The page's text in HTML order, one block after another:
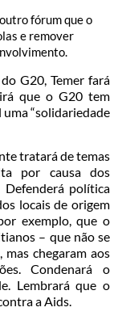
fórum que o
e remover
G20, Temer fará
que o G20 tem
“solidariedade
tratará de temas
por causa dos
Defenderá política
locais de origem
exemplo, que o
– que não se
chegaram aos
Condenará o
Lembrará que o
a Aids.